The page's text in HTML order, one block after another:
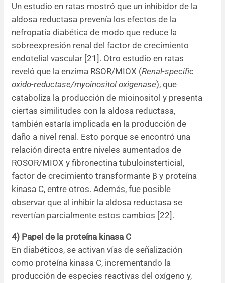
Un estudio en ratas mostró que un inhibidor de la
aldosa reductasa prevenía los efectos de la
nefropatía diabética de modo que reduce la
sobreexpresión renal del factor de crecimiento
endotelial vascular [21 ]. Otro estudio en ratas
reveló que la enzima RSOR/MIOX (Renal-specific
oxido-reductase/myoinositol oxigenase), que
cataboliza la producción de mioinositol y presenta
ciertas similitudes con la aldosa reductasa,
también estaría implicada en la producción de
daño a nivel renal. Esto porque se encontró una
relación directa entre niveles aumentados de
ROSOR/MIOX y fibronectina tubuloinsterticial,
factor de crecimiento transformante β y proteína
kinasa C, entre otros. Además, fue posible
observar que al inhibir la aldosa reductasa se
revertían parcialmente estos cambios [22].
4) Papel de la proteína kinasa C
En diabéticos, se activan vías de señalización
como proteína kinasa C, incrementando la
producción de especies reactivas del oxígeno y,